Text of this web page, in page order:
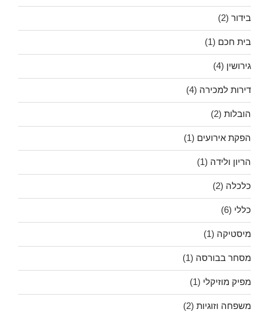
בידור (2)
בית חכם (1)
גירושין (4)
דירות למכירה (4)
הובלות (2)
הפקת אירועים (1)
הריון ולידה (1)
כלכלה (2)
כללי (6)
מיסטיקה (1)
מסחר בבורסה (1)
מפיק מוזיקלי (1)
משפחה וזוגיות (2)